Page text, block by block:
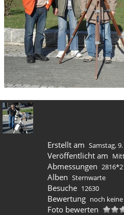
Erstellt am Samstag,
Veröffentlicht am
Abmessungen
Alben Sternwarte
Besuche 12630
Bewertung noch
Foto bewerten